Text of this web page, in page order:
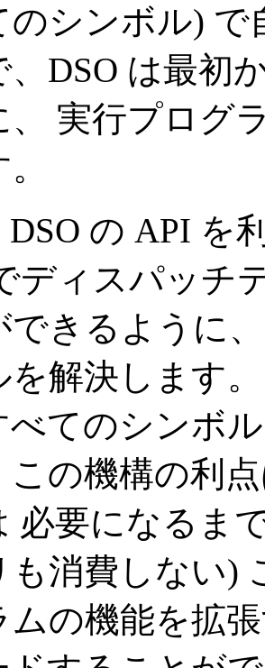
のシンボル) で
、DSO は最初
、 実行プログ
の API を
ディスパッチ
できるように
を解決します
べてのシンボ
この機構の利
必要になるま
も消費しない)
ムの機能を拡